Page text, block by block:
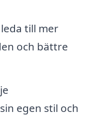
till mer
och bättre
egen stil och